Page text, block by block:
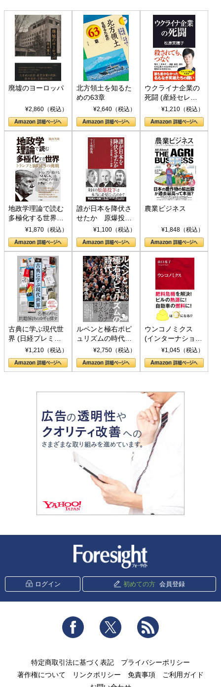
廃墟のヨーロッパ
¥2,860（税込）
北方領土を知るた
めの63章
¥2,640（税込）
ウクライナ企業の
死闘 (産経セレク
ト S 039)¥1,210（税込）
地政学理論で読む
多極化する世界：
トランプとBRICS
の挑戦
¥1,870（税込）
誰が日本を降伏さ
せたか 原爆投
下、ソ連参戦、そ
して聖断 (PHP新
書)
¥1,100（税込）
農業ビジネス
¥1,848（税込）
古典に学ぶ現代世
界 (日経プレミア
シリーズ)¥1,210（税込）
ルペンと極右ポピ
ュリズムの時代：
〈ヤヌス〉の二つ
の顔
¥2,750（税込）
ウンコノミクス
(インターナショナ
ル新書)¥1,045（税込）
ログイン 初めての方 会員登録
Facebook Twitter
特定商取引法に基づく表記
プライバシーポリシー
著作権について
リンクポリシー 免責事項
ご利用ガイド